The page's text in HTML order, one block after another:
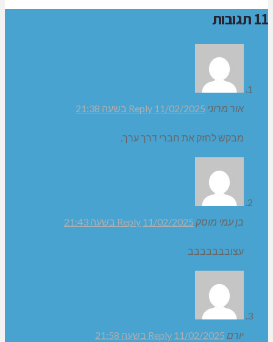
זלצר: מתפטר ממועצת כפר ורדים
מודה לשותפיי לעשייה הציבורית ומודה לבוחריי על האמון שנתנו
אני משוכנע שתימצאנה דרכים אחרות, אפקטיביות, בהן אוכל
רב,
זלצר חבר מועצה
עינב פרץ – הממונה על מחוז צפון במשרד הפנים